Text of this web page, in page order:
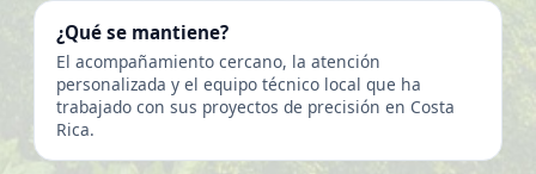
¿Qué se mantiene?
El acompañamiento cercano, la atención
personalizada y el equipo técnico local que ha
trabajado con sus proyectos de precisión en Costa
Rica.